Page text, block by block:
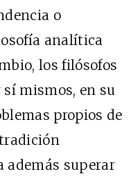
o
analítica
los filósofos
mismos, en su
propios de
además superar